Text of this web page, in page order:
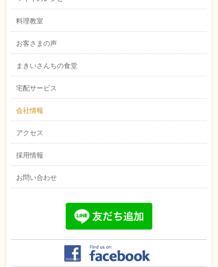
料理教室
お客さまの声
まきいさんちの食堂
宅配サービス
会社情報
アクセス
採用情報
お問い合わせ